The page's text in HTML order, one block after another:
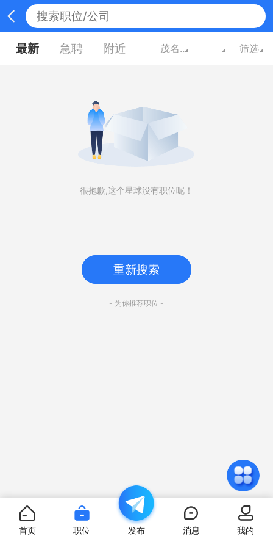
最新 急聘 附近 茂名广东 筛选
很抱歉,这个星球没有职位呢！
重新搜索
- 为你推荐职位 -
首页 职位 发布 消息 我的